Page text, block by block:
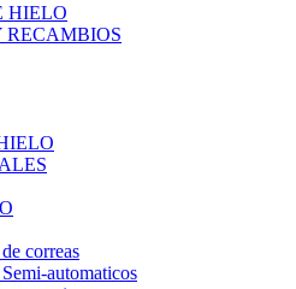
HIELO
RECAMBIOS
correas
automaticos